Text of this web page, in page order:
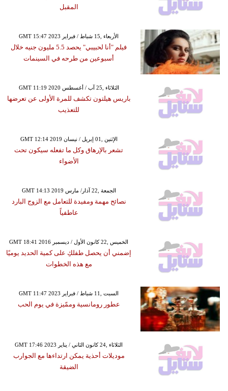
المقبل
GMT 15:47 2023 الأربعاء ,15 شباط / فبراير
فيلم "أنا لحبيبي" يحصد 5.5 مليون جنيه خلال
أسبوعين من طرحه في السينمات
GMT 11:19 2020 الثلاثاء ,25 آب / أغسطس
باريس هيلتون تكشف للمرة الأولى عن تعرضها
للتعذيب
GMT 12:14 2019 الإثنين ,01 إبريل / نيسان
تشعر بالإرهاق وكل ما تفعله سيكون تحت
الأضواء
GMT 14:13 2019 الجمعة ,22 آذار/ مارس
نصائح مهمة ومفيدة للتعامل مع الزوج البارد
عاطفياً
GMT 18:41 2016 الخميس ,22 كانون الأول / ديسمبر
إضمني أن يحصل طفلكِ على كمية الحديد يوميًا
مع هذه الخطوات
GMT 11:47 2023 السبت ,11 شباط / فبراير
عطور رومانسية وممّيزة في يوم الحب
GMT 17:46 2023 الثلاثاء ,24 كانون الثاني / يناير
موديلات أحذية يمكن ارتداءها مع الجوارب
الضيقة